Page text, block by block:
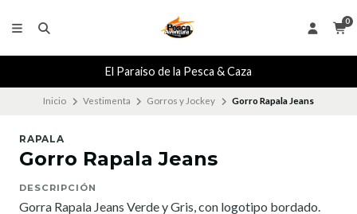
0
El Paraiso de la Pesca & Caza
Inicio Vestimenta Gorros y Jockey Gorro Rapala Jeans
RAPALA
Gorro Rapala Jeans
DESCRIPCIÓN
Gorra Rapala Jeans Verde y Gris, con logotipo bordado.